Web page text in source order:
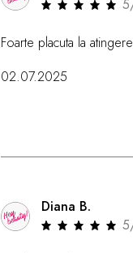
Foarte placuta la
02.07.2025
Diana B.